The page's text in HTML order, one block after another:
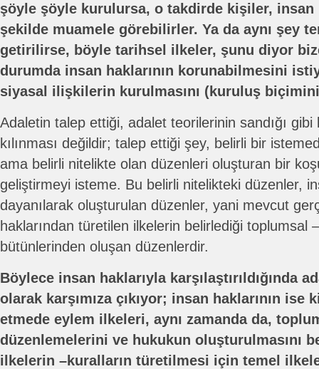
şöyle şöyle kurulursa, o takdirde kişiler, insan
şekilde muamele görebilirler. Ya da aynı şey
getirilirse, böyle tarihsel ilkeler, şunu diyor
durumda insan haklarının korunabilmesini
siyasal ilişkilerin kurulmasını (kuruluş
Adaletin talep ettiği, adalet teorilerinin sandığı
kılınması değildir; talep ettiği şey, belirli bir
ama belirli nitelikte olan düzenleri oluşturan bir
geliştirmeyi isteme. Bu belirli nitelikteki düzenler,
dayanılarak oluşturulan düzenler, yani mevcut
haklarından türetilen ilkelerin belirlediği toplumsal
bütünlerinden oluşan düzenlerdir.
Böylece insan haklarıyla karşılaştırıldığında
olarak karşımıza çıkıyor; insan haklarının ise
etmede eylem ilkeleri, aynı zamanda da,
düzenlemelerini ve hukukun oluşturulmasını
ilkelerin –kuralların türetilmesi için temel